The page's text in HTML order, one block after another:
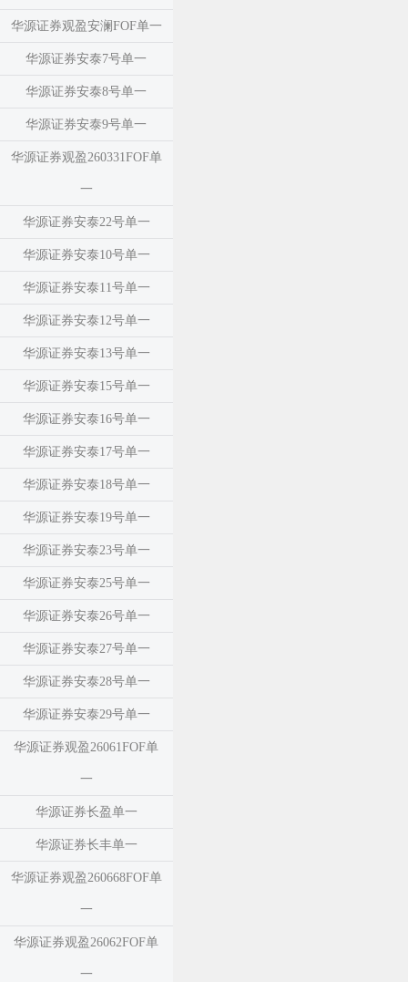
华源证券观盈安澜FOF单一
华源证券安泰7号单一
华源证券安泰8号单一
华源证券安泰9号单一
华源证券观盈260331FOF单
一
华源证券安泰22号单一
华源证券安泰10号单一
华源证券安泰11号单一
华源证券安泰12号单一
华源证券安泰13号单一
华源证券安泰15号单一
华源证券安泰16号单一
华源证券安泰17号单一
华源证券安泰18号单一
华源证券安泰19号单一
华源证券安泰23号单一
华源证券安泰25号单一
华源证券安泰26号单一
华源证券安泰27号单一
华源证券安泰28号单一
华源证券安泰29号单一
华源证券观盈26061FOF单
一
华源证券长盈单一
华源证券长丰单一
华源证券观盈260668FOF单
一
华源证券观盈26062FOF单
一